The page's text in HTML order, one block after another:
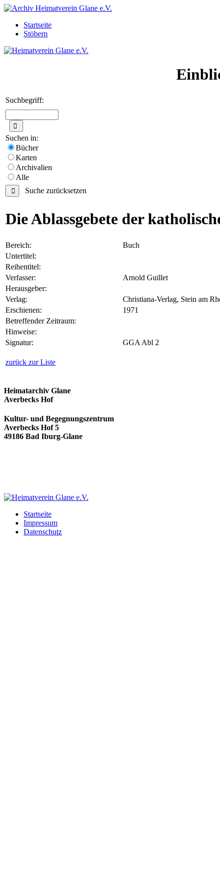
Startseite
Stöbern
Suchbegriff:
Suchen in:
Bücher
Karten
Archivalien
Alle
Suche zurücksetzen
Die Ablassgebete der
Bereich:
Buch
Untertitel:
Reihentitel:
Verfasser:
Arnold Guillet
Herausgeber:
Verlag:
Christiana-Verlag, Stein am
Erschienen:
1971
Betreffender Zeitraum:
Hinweise:
Signatur:
GGA Abl 2
zurück zur Liste
Heimatarchiv Glane
Averbecks Hof
Kultur- und Begegnungszentrum
Averbecks Hof 5
49186 Bad Iburg-Glane
Startseite
Impressum
Datenschutz